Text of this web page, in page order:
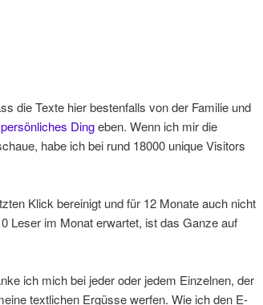
die Texte hier bestenfalls von der Familie und
Dingeben. Wenn ich mir die
habe ich bei rund 18000 unique Visitors
Klick bereinigt und für 12 Monate auch nicht
Leser im Monat erwartet, ist das Ganze auf
ich mich bei jeder oder jedem Einzelnen, der
textlichen Ergüsse werfen. Wie ich den E-